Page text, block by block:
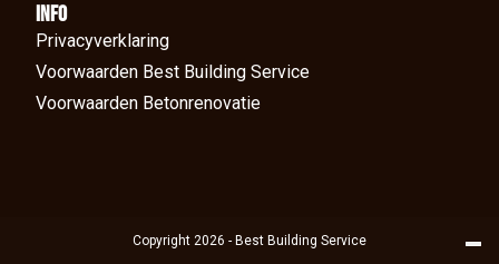
Info
Privacyverklaring
Voorwaarden Best Building Service
Voorwaarden Betonrenovatie
Copyright 2026 - Best Building Service